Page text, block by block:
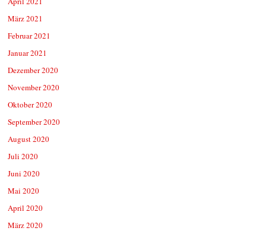
März 2021
Februar 2021
Januar 2021
Dezember 2020
November 2020
Oktober 2020
September 2020
August 2020
Juli 2020
Juni 2020
Mai 2020
April 2020
März 2020